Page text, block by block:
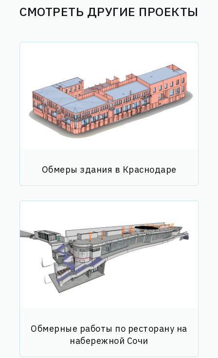
СМОТРЕТЬ ДРУГИЕ ПРОЕКТЫ
Обмеры здания в Краснодаре
Обмерные работы по ресторану на
набережной Сочи